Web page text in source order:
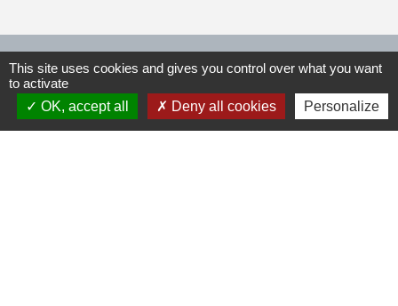
Contacts
Commune de Rubrouck
146, contour de l'Eglise
This site uses cookies and gives you control over what you want
to activate
OK, accept all
Deny all cookies Personalize